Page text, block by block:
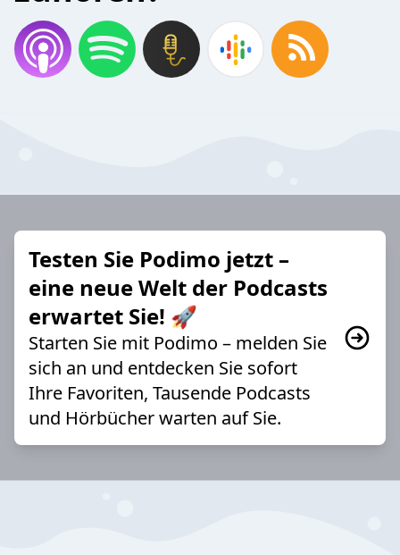
Testen Sie Podimo jetzt –
eine neue Welt der Podcasts
erwartet Sie! 🚀
Starten Sie mit Podimo – melden Sie
sich an und entdecken Sie sofort
Ihre Favoriten, Tausende Podcasts
und Hörbücher warten auf Sie.